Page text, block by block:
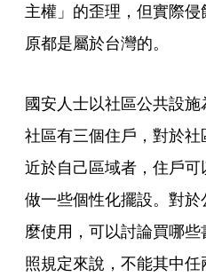
主權」的歪理，但實際
原都是屬於台灣的。
國安人士以社區公共設
社區有三個住戶，對於
近於自己區域者，住戶
做一些個性化擺設。對
麼使用，可以討論買哪
照規定來說，不能其中